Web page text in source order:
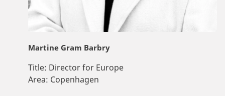
Martine Gram Barbry
Title: Director for Europe
Area: Copenhagen